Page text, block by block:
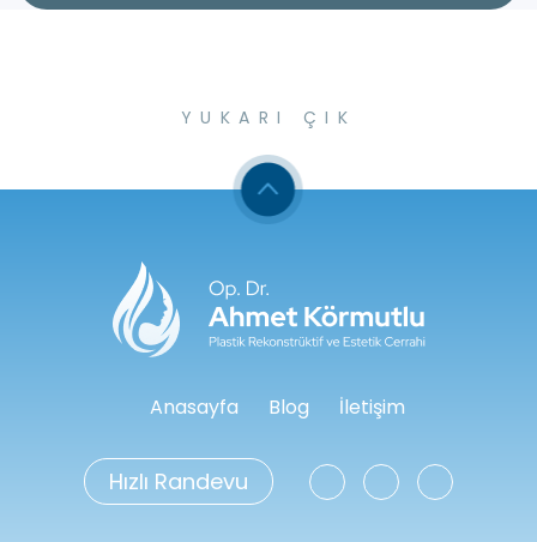
YUKARI ÇIK
Anasayfa Blog İletişim
Hızlı Randevu